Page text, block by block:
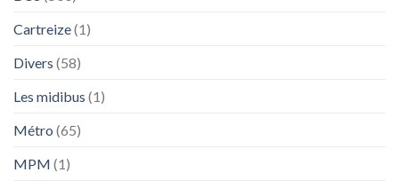
Cartreize(1)
Divers (58)
Les midibus (1)
Métro (65)
MPM (1)